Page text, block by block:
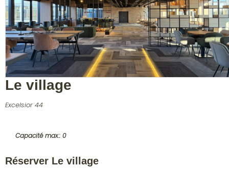
Le village
Excelsior 44
Capacité max.: 0
Réserver Le village